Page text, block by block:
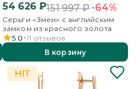
54 626₽151 997₽-64%
Серьги «Змеи» с английским
замком из красного золота
5.0 11 отзывов
В корзину